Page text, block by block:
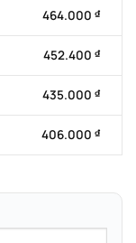
464.000 ₫
452.400 ₫
435.000 ₫
406.000 ₫